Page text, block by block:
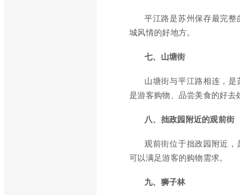
平江路是苏州保存最完
城风情的好地方。
七、山塘街
山塘街与平江路相连，
是游客购物、品尝美食的好去
八、拙政园附近的观前街
观前街位于拙政园附近，
可以满足游客的购物需求。
九、狮子林